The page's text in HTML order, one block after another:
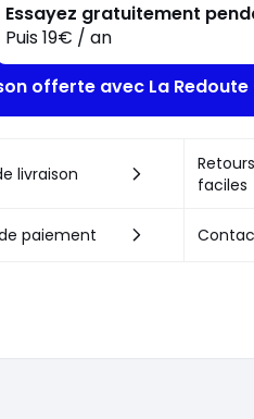
Essayez gratuitement
Puis 19€ / an
offerte avec La Redoute
livraison
faciles
paiement